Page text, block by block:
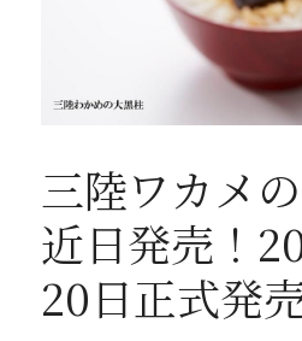
三陸ワカメの
近日発売！
20日正式発